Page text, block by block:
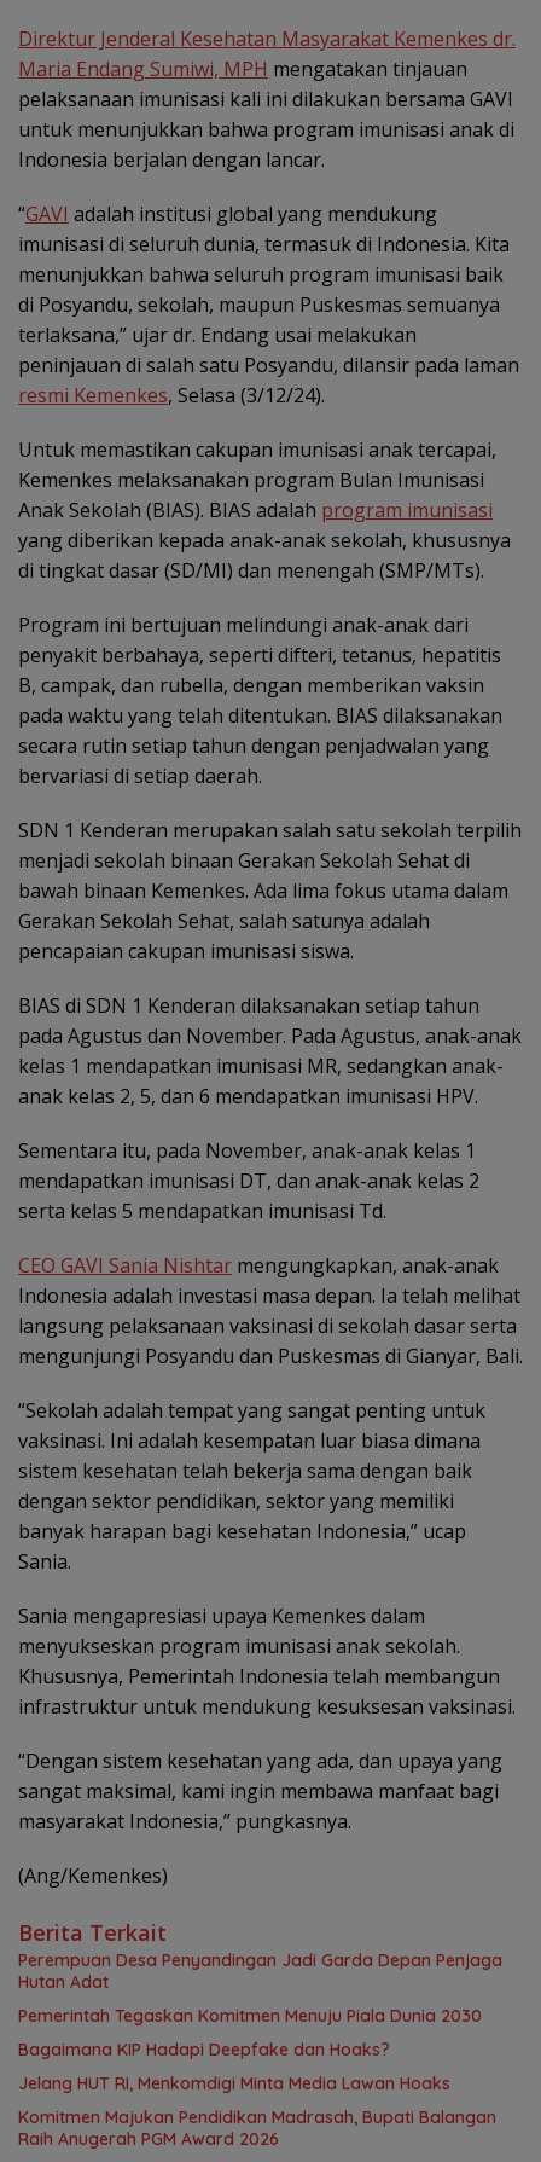
Direktur Jenderal Kesehatan Masyarakat Kemenkes dr.
Maria Endang Sumiwi, MPH mengatakan tinjauan
pelaksanaan imunisasi kali ini dilakukan bersama GAVI
untuk menunjukkan bahwa program imunisasi anak di
Indonesia berjalan dengan lancar.
“GAVI adalah institusi global yang mendukung
imunisasi di seluruh dunia, termasuk di Indonesia. Kita
menunjukkan bahwa seluruh program imunisasi baik
di Posyandu, sekolah, maupun Puskesmas semuanya
terlaksana,” ujar dr. Endang usai melakukan
peninjauan di salah satu Posyandu, dilansir pada laman
resmi Kemenkes, Selasa (3/12/24).
Untuk memastikan cakupan imunisasi anak tercapai,
Kemenkes melaksanakan program Bulan Imunisasi
Anak Sekolah (BIAS). BIAS adalah program imunisasi
yang diberikan kepada anak-anak sekolah, khususnya
di tingkat dasar (SD/MI) dan menengah (SMP/MTs).
Program ini bertujuan melindungi anak-anak dari
penyakit berbahaya, seperti difteri, tetanus, hepatitis
B, campak, dan rubella, dengan memberikan vaksin
pada waktu yang telah ditentukan. BIAS dilaksanakan
secara rutin setiap tahun dengan penjadwalan yang
bervariasi di setiap daerah.
SDN 1 Kenderan merupakan salah satu sekolah terpilih
menjadi sekolah binaan Gerakan Sekolah Sehat di
bawah binaan Kemenkes. Ada lima fokus utama dalam
Gerakan Sekolah Sehat, salah satunya adalah
pencapaian cakupan imunisasi siswa.
BIAS di SDN 1 Kenderan dilaksanakan setiap tahun
pada Agustus dan November. Pada Agustus, anak-anak
kelas 1 mendapatkan imunisasi MR, sedangkan anak-
anak kelas 2, 5, dan 6 mendapatkan imunisasi HPV.
Sementara itu, pada November, anak-anak kelas 1
mendapatkan imunisasi DT, dan anak-anak kelas 2
serta kelas 5 mendapatkan imunisasi Td.
CEO GAVI Sania Nishtar mengungkapkan, anak-anak
Indonesia adalah investasi masa depan. Ia telah melihat
langsung pelaksanaan vaksinasi di sekolah dasar serta
mengunjungi Posyandu dan Puskesmas di Gianyar, Bali.
“Sekolah adalah tempat yang sangat penting untuk
vaksinasi. Ini adalah kesempatan luar biasa dimana
sistem kesehatan telah bekerja sama dengan baik
dengan sektor pendidikan, sektor yang memiliki
banyak harapan bagi kesehatan Indonesia,” ucap
Sania.
Sania mengapresiasi upaya Kemenkes dalam
menyukseskan program imunisasi anak sekolah.
Khususnya, Pemerintah Indonesia telah membangun
infrastruktur untuk mendukung kesuksesan vaksinasi.
“Dengan sistem kesehatan yang ada, dan upaya yang
sangat maksimal, kami ingin membawa manfaat bagi
masyarakat Indonesia,” pungkasnya.
(Ang/Kemenkes)
Berita Terkait
Perempuan Desa Penyandingan Jadi Garda Depan Penjaga
Hutan Adat
Pemerintah Tegaskan Komitmen Menuju Piala Dunia 2030
Bagaimana KIP Hadapi Deepfake dan Hoaks?
Jelang HUT RI, Menkomdigi Minta Media Lawan Hoaks
Komitmen Majukan Pendidikan Madrasah, Bupati Balangan
Raih Anugerah PGM Award 2026